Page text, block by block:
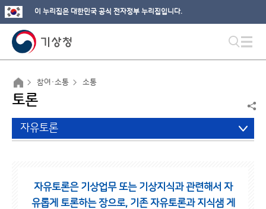
이 누리집은 대한민국 공식 전자정부 누리집입니다.
참여·소통 소통
토론
자유토론
자유토론은 기상업무 또는 기상지식과 관련해서 자
유롭게 토론하는 장으로, 기존 자유토론과 지식샘 게